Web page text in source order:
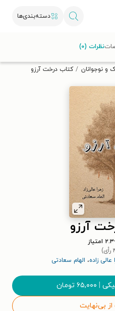
دسته‌بندی‌ها
دریافت کن.
و نوجوانان کتاب درخت آرزو
آرزو
۲.۳ امتیاز
عالی زاده، الهام سعادتی
| ۶۵,۰۰۰ تومان
بی‌نهایت
نظرات (۰)